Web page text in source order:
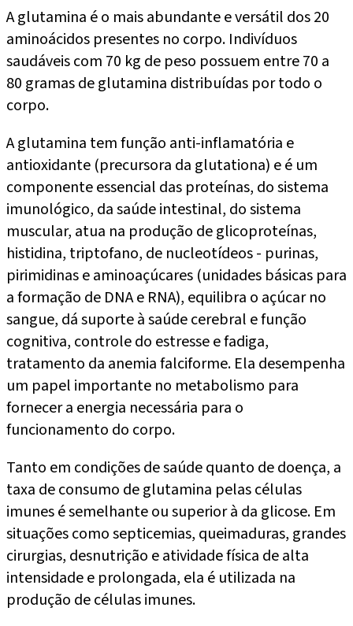
A glutamina é o mais abundante e versátil dos 20
aminoácidos presentes no corpo. Indivíduos
saudáveis com 70 kg de peso possuem entre 70 a
80 gramas de glutamina distribuídas por todo o
corpo.
A glutamina tem função anti-inflamatória e
antioxidante (precursora da glutationa) e é um
componente essencial das proteínas, do sistema
imunológico, da saúde intestinal, do sistema
muscular, atua na produção de glicoproteínas,
histidina, triptofano, de nucleotídeos - purinas,
pirimidinas e aminoaçúcares (unidades básicas para
a formação de DNA e RNA), equilibra o açúcar no
sangue, dá suporte à saúde cerebral e função
cognitiva, controle do estresse e fadiga,
tratamento da anemia falciforme. Ela desempenha
um papel importante no metabolismo para
fornecer a energia necessária para o
funcionamento do corpo.
Tanto em condições de saúde quanto de doença, a
taxa de consumo de glutamina pelas células
imunes é semelhante ou superior à da glicose. Em
situações como septicemias, queimaduras, grandes
cirurgias, desnutrição e atividade física de alta
intensidade e prolongada, ela é utilizada na
produção de células imunes.